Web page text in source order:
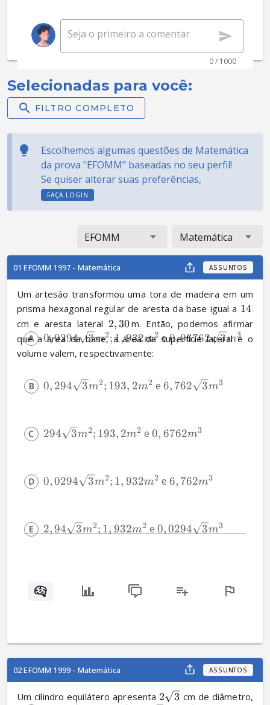
0 / 1000
Selecionadas para você:
FILTRO COMPLETO
Escolhemos algumas questões de Matemática
da prova "EFOMM" baseadas no seu perfil!
Se quiser alterar suas preferências,
FAÇA LOGIN
EFOMM Matemática
01 EFOMM 1997 - Matemática ASSUNTOS
Um artesão transformou uma tora de madeira em um
prisma hexagonal regular de aresta da base igual a 14
cm e aresta lateral 2,30m. Então, podemos afirmar
que a área da base, a área da superfície lateral e o
volume valem, respectivamente:
0,0294 3m2; 1,932m2 e 0,06762 3m3
0, 294 3m2; 193, 2m2 e 6, 762 3m3
294 3m2; 193, 2m2 e 0, 6762m3
0,0294 3m2; 1, 932m2 e 6, 762m3
2,94 3m2; 1, 932m2 e 0,0294 3m3
02 EFOMM 1999 - Matemática ASSUNTOS
Um cilindro equilátero apresenta 2 3 cm de diâmetro,